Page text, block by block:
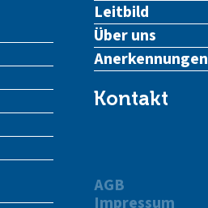
Leitbild
Über uns
Anerkennungen
Kontakt
AGB
Impressum